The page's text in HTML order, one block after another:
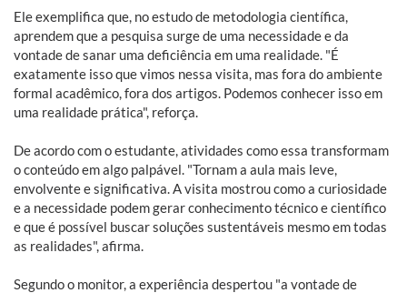
Ele exemplifica que, no estudo de metodologia científica,
aprendem que a pesquisa surge de uma necessidade e da
vontade de sanar uma deficiência em uma realidade. "É
exatamente isso que vimos nessa visita, mas fora do ambiente
formal acadêmico, fora dos artigos. Podemos conhecer isso em
uma realidade prática", reforça.
De acordo com o estudante, atividades como essa transformam
o conteúdo em algo palpável. "Tornam a aula mais leve,
envolvente e significativa. A visita mostrou como a curiosidade
e a necessidade podem gerar conhecimento técnico e científico
e que é possível buscar soluções sustentáveis mesmo em todas
as realidades", afirma.
Segundo o monitor, a experiência despertou "a vontade de